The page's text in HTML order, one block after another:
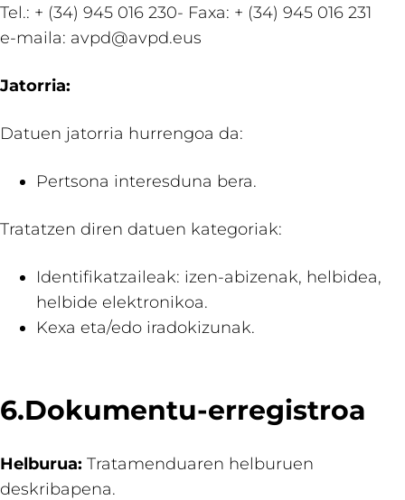
Tel.: + (34) 945 016 230- Faxa: + (34) 945 016 231
e-maila: avpd@avpd.eus
Jatorria:
Datuen jatorria hurrengoa da:
Pertsona interesduna bera.
Tratatzen diren datuen kategoriak:
Identifikatzaileak: izen-abizenak, helbidea,
helbide elektronikoa.
Kexa eta/edo iradokizunak.
6.Dokumentu-erregistroa
Helburua: Tratamenduaren helburuen
deskribapena.